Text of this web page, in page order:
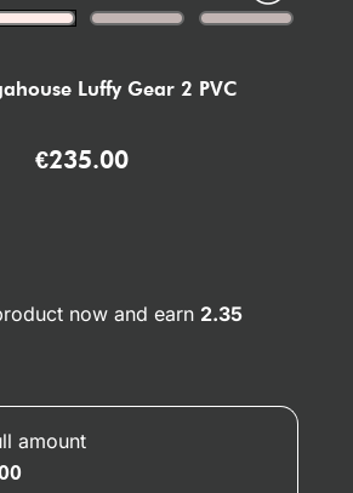
Luffy Gear 2 PVC
€235.00
now and earn 2.35
amount